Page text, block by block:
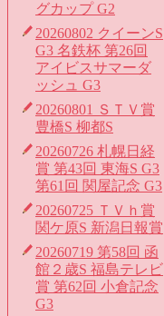
グカップ G2
20260802 クイーンS
G3 名鉄杯 第26回
アイビスサマーダ
ッシュ G3
20260801 ＳＴＶ賞
豊橋S 柳都S
20260726 札幌日経
賞 第43回 東海S G3
第61回 関屋記念 G3
20260725 ＴＶｈ賞
関ケ原S 新潟日報賞
20260719 第58回 函
館２歳S 福島テレビ
賞 第62回 小倉記念
G3